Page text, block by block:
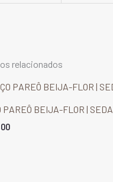
relacionados
PAREÔ BEIJA-FLOR | SEDA